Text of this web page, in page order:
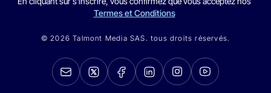
Termes et Conditions
© 2026 Talmont Media SAS. tous droits réservés.